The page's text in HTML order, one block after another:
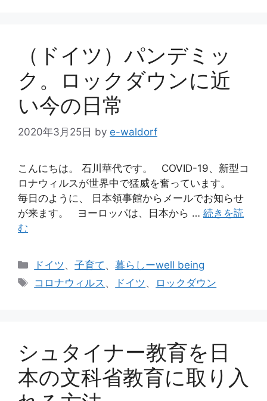
（ドイツ）パンデミッ
ク。ロックダウンに近
い今の日常
2020年3月25日 by e-waldorf
こんにちは。 石川華代です。 COVID-19、新型コ
ロナウィルスが世界中で猛威を奮っています。
毎日のように、 日本領事館からメールでお知らせ
が来ます。 ヨーロッパは、日本から … 続きを読
む
カ
ドイツ 、子育て 、暮らしーwell being
タ
コロナウィルス 、 ドイツ 、 ロックダウン
シュタイナー教育を日
本の文科省教育に取り入